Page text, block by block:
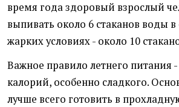
время года здоровый взрослый
выпивать около 6 стаканов воды в
жарких условиях - около 10
Важное правило летнего питания
калорий, особенно сладкого.
лучше всего готовить в